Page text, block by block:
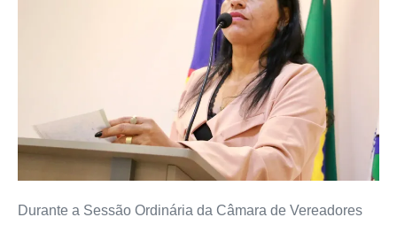
Durante a Sessão Ordinária da Câmara de Vereadores